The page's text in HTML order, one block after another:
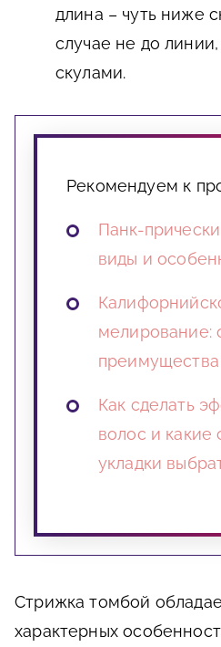
длина – чуть ниже
случае не до
скулами.
Рекомендуем к
Панк-
виды и
мелирование:
преимущества
Как сделать
волос и какие
укладки
Стрижка томбой
характерных